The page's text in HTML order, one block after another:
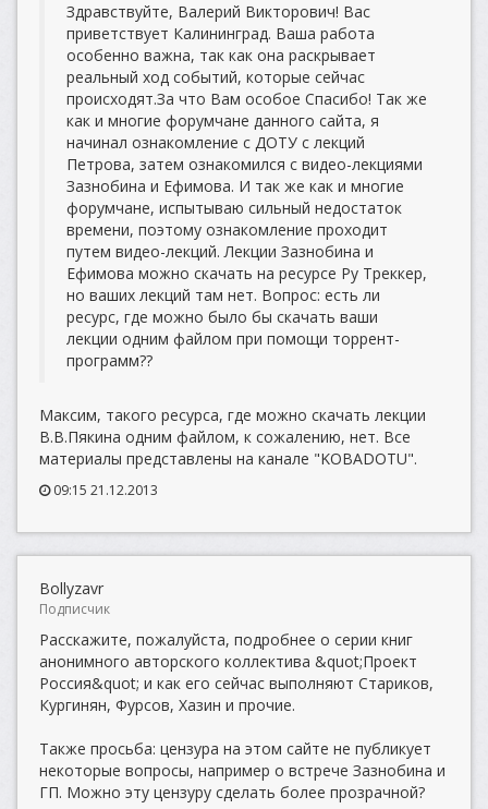
Здравствуйте, Валерий Викторович! Вас
приветствует Калининград. Ваша работа
особенно важна, так как она раскрывает
реальный ход событий, которые сейчас
происходят.За что Вам особое Спасибо! Так же
как и многие форумчане данного сайта, я
начинал ознакомление с ДОТУ с лекций
Петрова, затем ознакомился с видео-лекциями
Зазнобина и Ефимова. И так же как и многие
форумчане, испытываю сильный недостаток
времени, поэтому ознакомление проходит
путем видео-лекций. Лекции Зазнобина и
Ефимова можно скачать на ресурсе Ру Треккер,
но ваших лекций там нет. Вопрос: есть ли
ресурс, где можно было бы скачать ваши
лекции одним файлом при помощи торрент-
программ??
Максим, такого ресурса, где можно скачать лекции
В.В.Пякина одним файлом, к сожалению, нет. Все
материалы представлены на канале "KOBADOTU".
09:15 21.12.2013
Bollyzavr
Подписчик
Расскажите, пожалуйста, подробнее о серии книг
анонимного авторского коллектива &quot;Проект
Россия&quot; и как его сейчас выполняют Стариков,
Кургинян, Фурсов, Хазин и прочие.
Также просьба: цензура на этом сайте не публикует
некоторые вопросы, например о встрече Зазнобина и
ГП. Можно эту цензуру сделать более прозрачной?